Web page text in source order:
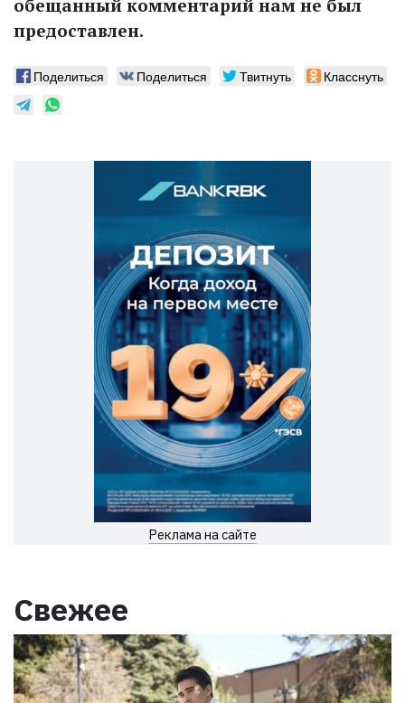
обещанный комментарий нам не был
предоставлен.
Поделиться Поделиться Твитнуть Класснуть
Реклама на сайте
Свежее